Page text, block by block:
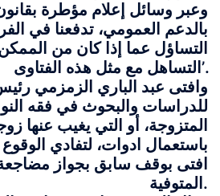
وعبر وسائل إعلام مؤطرة
بالدعم العمومي، تدفعنا في
التساؤل عما إذا كان من
التساهل مع مثل هذه الفتاوى’.
وافتى عبد الباري الزمزمي
للدراسات والبحوث في فقه
المتزوجة، أو التي يغيب عنها
باستعمال ادوات، لتفادي
افتى بوقف سابق بجواز
المتوفية.